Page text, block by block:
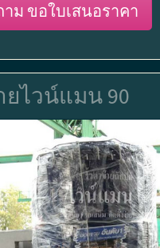
ม ขอใบเสนอราคา
ไวน์แมน 90